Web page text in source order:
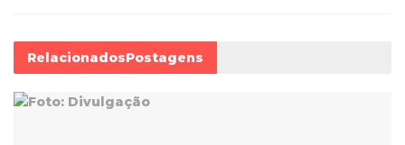
RelacionadosPostagens